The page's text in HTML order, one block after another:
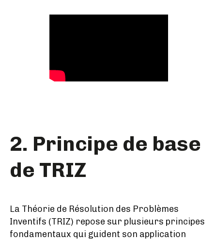
2. Principe de base
de TRIZ
La Théorie de Résolution des Problèmes
Inventifs (TRIZ) repose sur plusieurs principes
fondamentaux qui guident son application